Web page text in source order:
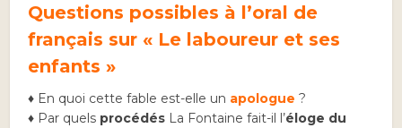
Questions possibles à l’oral de
français sur « Le laboureur et ses
enfants »
♦ En quoi cette fable est-elle un apologue ?
♦ Par quels procédés La Fontaine fait-il l’éloge du